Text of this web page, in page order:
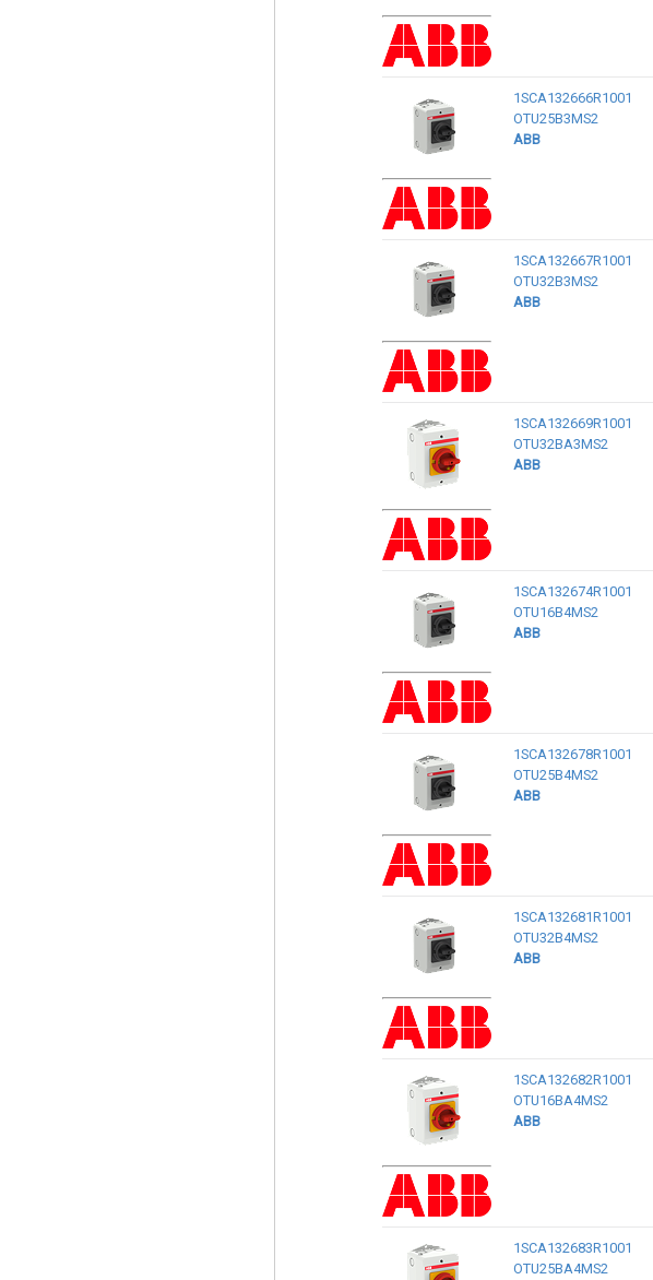
1SCA132666R1001
OTU25B3MS2
ABB
1SCA132667R1001
OTU32B3MS2
ABB
1SCA132669R1001
OTU32BA3MS2
ABB
1SCA132674R1001
OTU16B4MS2
ABB
1SCA132678R1001
OTU25B4MS2
ABB
1SCA132681R1001
OTU32B4MS2
ABB
1SCA132682R1001
OTU16BA4MS2
ABB
1SCA132683R1001
OTU25BA4MS2